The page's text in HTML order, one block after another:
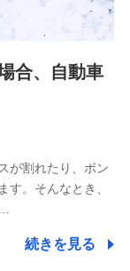
行うため
しくは委託を受
関する情報を提
行うため
合、自動車
が割れたり、ボン
す。そんなとき、
続きを見る